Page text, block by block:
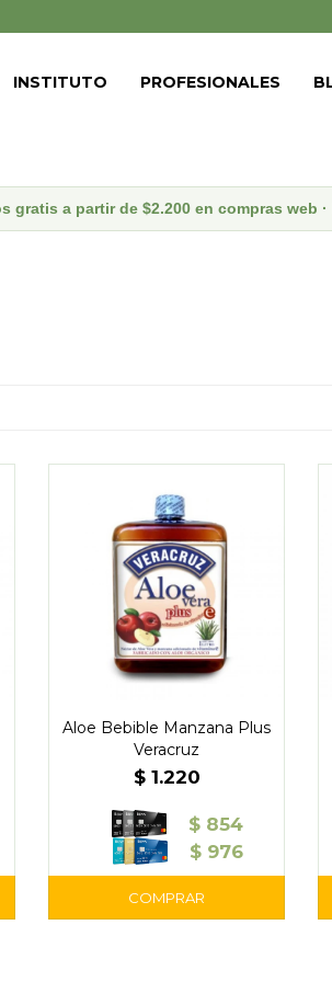
INSTITUTO PROFESIONALES
gratis a partir de $2.200 en compras web
Aloe Bebible Manzana Plus
Veracruz
$ 1.220
$ 854
$ 976